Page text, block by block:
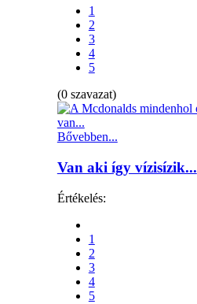
1
2
3
4
5
(0 szavazat)
Bővebben...
Van aki így vízisízik...
Értékelés:
1
2
3
4
5